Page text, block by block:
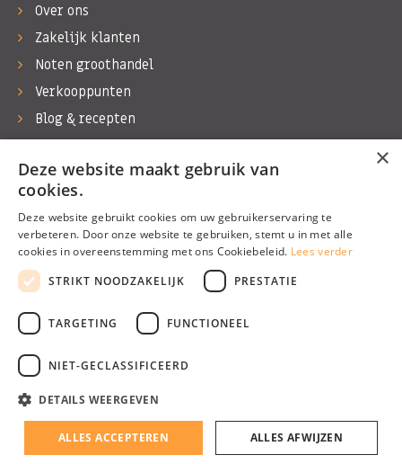
Over ons
Zakelijk klanten
Noten groothandel
Verkooppunten
Blog & recepten
Werken bij Bas Boer Noten
Contact
©1974 - 2026 Bas Boer Noten
Algemene voorwaarden Privacy Policy
×
Deze website maakt gebruik van
cookies.
Deze website gebruikt cookies om uw gebruikerservaring te
verbeteren. Door onze website te gebruiken, stemt u in met alle
cookies in overeenstemming met ons Cookiebeleid. Lees verder
STRIKT NOODZAKELIJK
PRESTATIE
TARGETING FUNCTIONEEL
NIET-GECLASSIFICEERD
DETAILS WEERGEVEN
ALLES ACCEPTEREN ALLES AFWIJZEN